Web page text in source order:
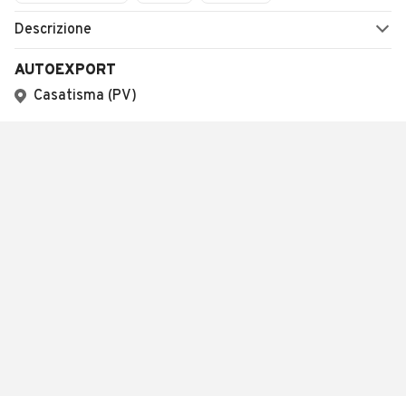
Descrizione
AUTOEXPORT
Casatisma (PV)